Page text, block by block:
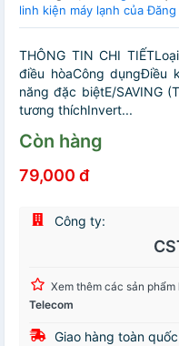
linh kiện máy lạnh của Đăng
THÔNG TIN CHI
điều hòaCông dụngĐiều
năng đặc biệtE/SAVING
tương thíchInvert...
Còn hàng
79,000 đ
Công ty:
Xem thêm các sản phẩm
Telecom
Giao hàng toàn quốc